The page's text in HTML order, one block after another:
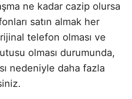
ne kadar cazip olursa
satın almak her
telefon olması ve
olması durumunda,
nedeniyle daha fazla